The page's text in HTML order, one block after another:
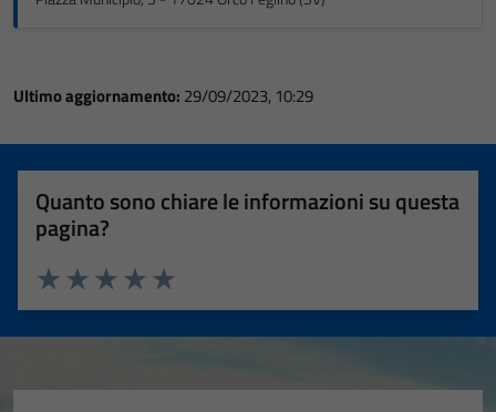
Ultimo aggiornamento: 29/09/2023, 10:29
Quanto sono chiare le informazioni su questa
pagina?
Valuta 5 stelle su 5
Valuta 4 stelle su 5
Valuta 3 stelle su 5
Valuta 2 stelle su 5
Valuta 1 stelle su 5